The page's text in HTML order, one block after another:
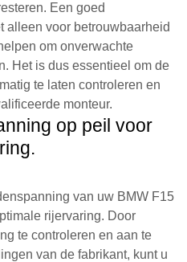
Een goed
alleen voor betrouwbaarheid
om onverwachte
Het is dus essentieel om de
te laten controleren en
monteur.
op peil voor
van uw BMW F15
rijervaring. Door
te controleren en aan te
van de fabrikant, kunt u